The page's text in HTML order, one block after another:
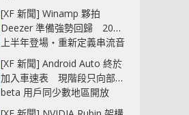
[XF 新聞] Winamp 夥拍
Deezer 準備強勢回歸 2027
上半年登場‧重新定義串流音
樂播放器
[XF 新聞] Android Auto 終於
加入車速表 現階段只向部分
beta 用戶同少數地區開放